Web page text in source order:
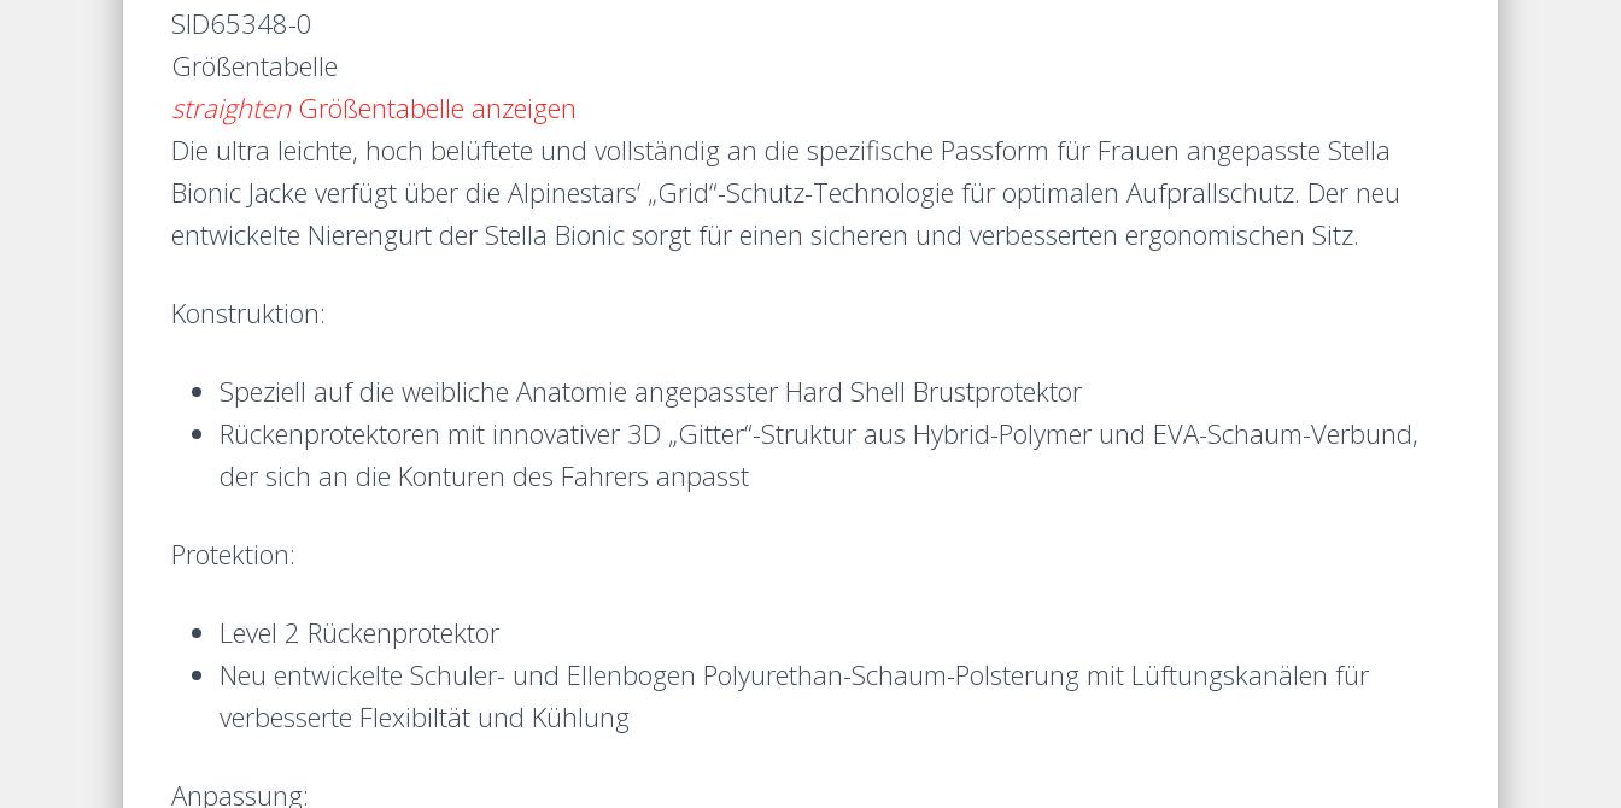
SID65348-0
Größentabelle
straighten Größentabelle anzeigen
Die ultra leichte, hoch belüftete und vollständig an die spezifische Passform für Frauen angepasste Stella
Bionic Jacke verfügt über die Alpinestars‘ „Grid“-Schutz-Technologie für optimalen Aufprallschutz. Der neu
entwickelte Nierengurt der Stella Bionic sorgt für einen sicheren und verbesserten ergonomischen Sitz.
Konstruktion:
Speziell auf die weibliche Anatomie angepasster Hard Shell Brustprotektor
Rückenprotektoren mit innovativer 3D „Gitter“-Struktur aus Hybrid-Polymer und EVA-Schaum-Verbund,
der sich an die Konturen des Fahrers anpasst
Protektion:
Level 2 Rückenprotektor
Neu entwickelte Schuler- und Ellenbogen Polyurethan-Schaum-Polsterung mit Lüftungskanälen für
verbesserte Flexibiltät und Kühlung
Anpassung: